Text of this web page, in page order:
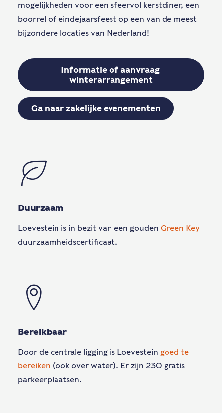
mogelijkheden voor een sfeervol kerstdiner, een
boorrel of eindejaarsfeest op een van de meest
bijzondere locaties van Nederland!
Informatie of aanvraag
winterarrangement
Ga naar zakelijke evenementen
Duurzaam
Loevestein is in bezit van een gouden Green Key
duurzaamheidscertificaat.
Bereikbaar
Door de centrale ligging is Loevestein goed te
bereiken (ook over water). Er zijn 230 gratis
parkeerplaatsen.